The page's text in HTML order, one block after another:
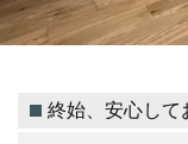
終始、安心して